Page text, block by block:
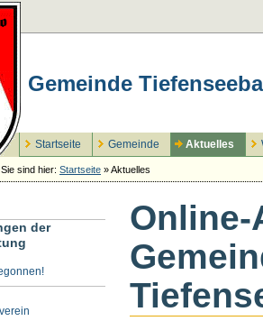
Gemeinde
Startseite Gemeinde Aktuelles
Sie sind hier: Startseite »Aktuelles
der
Online-